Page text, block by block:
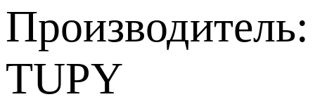
Производитель:
TUPY